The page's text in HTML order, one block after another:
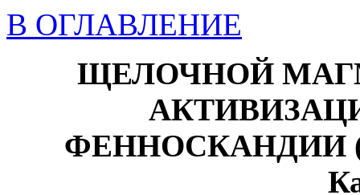
В ОГЛАВЛЕНИЕ
ЩЕЛОЧНОЙ
ФЕННОСКАНДИИ